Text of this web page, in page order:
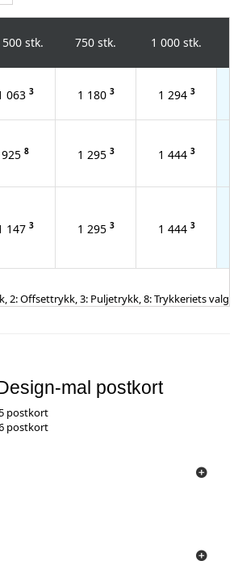
500 stk. 750 stk. 1 000 stk.
063 3 1 180 3 1 294 3
925 8 1 295 3 1 444 3
147 3 1 295 3 1 444 3
2: Offsettrykk, 3: Puljetrykk, 8: Trykkeriets valg
mal postkort
postkort
postkort